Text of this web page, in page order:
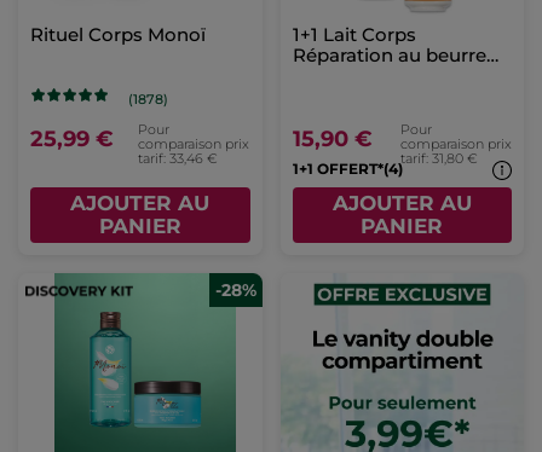
Rituel Corps Monoï
(1878)
25,99 €
Pour
comparaison prix
tarif: 33,46 €
AJOUTER AU
PANIER
1+1 Lait Corps
Réparation au beurre
15,90 €
Pour
comparaison prix
tarif: 31,80 €
1+1 OFFERT*(4)
AJOUTER AU
PANIER
-28%